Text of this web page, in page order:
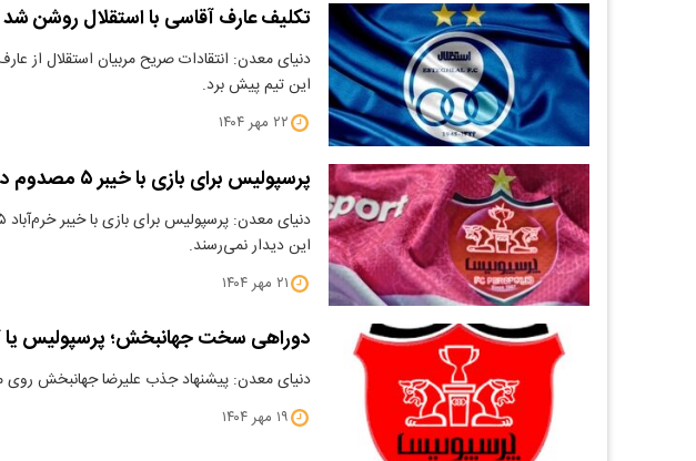
تکلیف عارف آقاسی با استقلال روشن شد
دنیای معدن: انتقادات صریح مربیان استقلال از
این تیم پیش برد.
۲۲ مهر ۱۴۰۴
پرسپولیس برای بازی با خیبر ۵ مصدوم دارد/ غیبت قطعی ۲ بازیکن
این دیدار نمی‌رسند.
۲۱ مهر ۱۴۰۴
دوراهی سخت جهانبخش؛ پرسپولیس یا
دنیای معدن: پیشنهاد جذب علیرضا جهانبخش روی
۱۹ مهر ۱۴۰۴